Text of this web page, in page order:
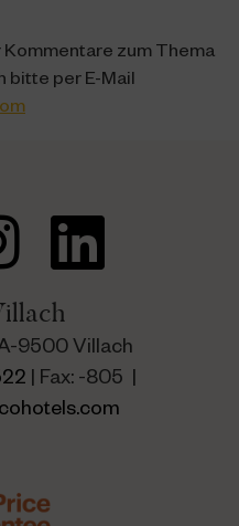
Kommentare zum Thema
bitte per E-Mail
9500 Villach
| Fax: -805 |